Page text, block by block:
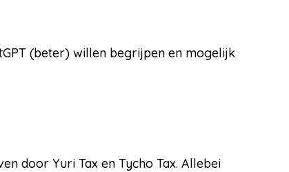
(beter) willen begrijpen en mogelijk
door Yuri Tax en Tycho Tax. Allebei